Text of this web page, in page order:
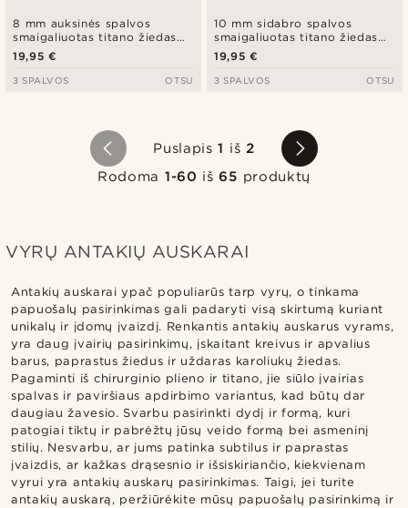
8 mm auksinės spalvos
smaigaliuotas titano žiedas
su segtuku
19,95 €
3 SPALVOS OTSU
10 mm sidabro spalvos
smaigaliuotas titano žiedas
su segtuku
19,95 €
3 SPALVOS OTSU
Puslapis1 iš2
Rodoma 1-60 iš65 produktų
VYRŲ ANTAKIŲ AUSKARAI
Antakių auskarai ypač populiarūs tarp vyrų, o tinkama
papuošalų pasirinkimas gali padaryti visą skirtumą kuriant
unikalų ir įdomų įvaizdį. Renkantis antakių auskarus vyrams,
yra daug įvairių pasirinkimų, įskaitant kreivus ir apvalius
barus, paprastus žiedus ir uždaras karoliukų žiedas.
Pagaminti iš chirurginio plieno ir titano, jie siūlo įvairias
spalvas ir paviršiaus apdirbimo variantus, kad būtų dar
daugiau žavesio. Svarbu pasirinkti dydį ir formą, kuri
patogiai tiktų ir pabrėžtų jūsų veido formą bei asmeninį
stilių. Nesvarbu, ar jums patinka subtilus ir paprastas
įvaizdis, ar kažkas drąsesnio ir išsiskiriančio, kiekvienam
vyrui yra antakių auskarų pasirinkimas. Taigi, jei turite
antakių auskarą, peržiūrėkite mūsų papuošalų pasirinkimą ir